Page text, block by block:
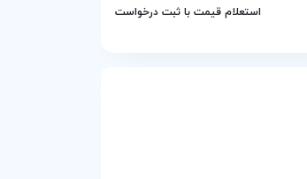
استعلام قیمت با ثبت درخواست